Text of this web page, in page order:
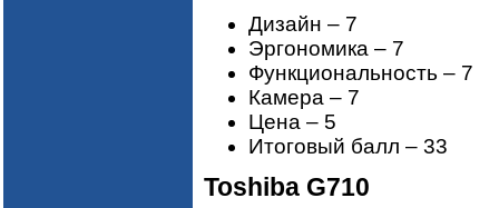
Дизайн – 7
Эргономика – 7
Функциональность – 7
Камера – 7
Цена – 5
Итоговый балл – 33
Toshiba G710